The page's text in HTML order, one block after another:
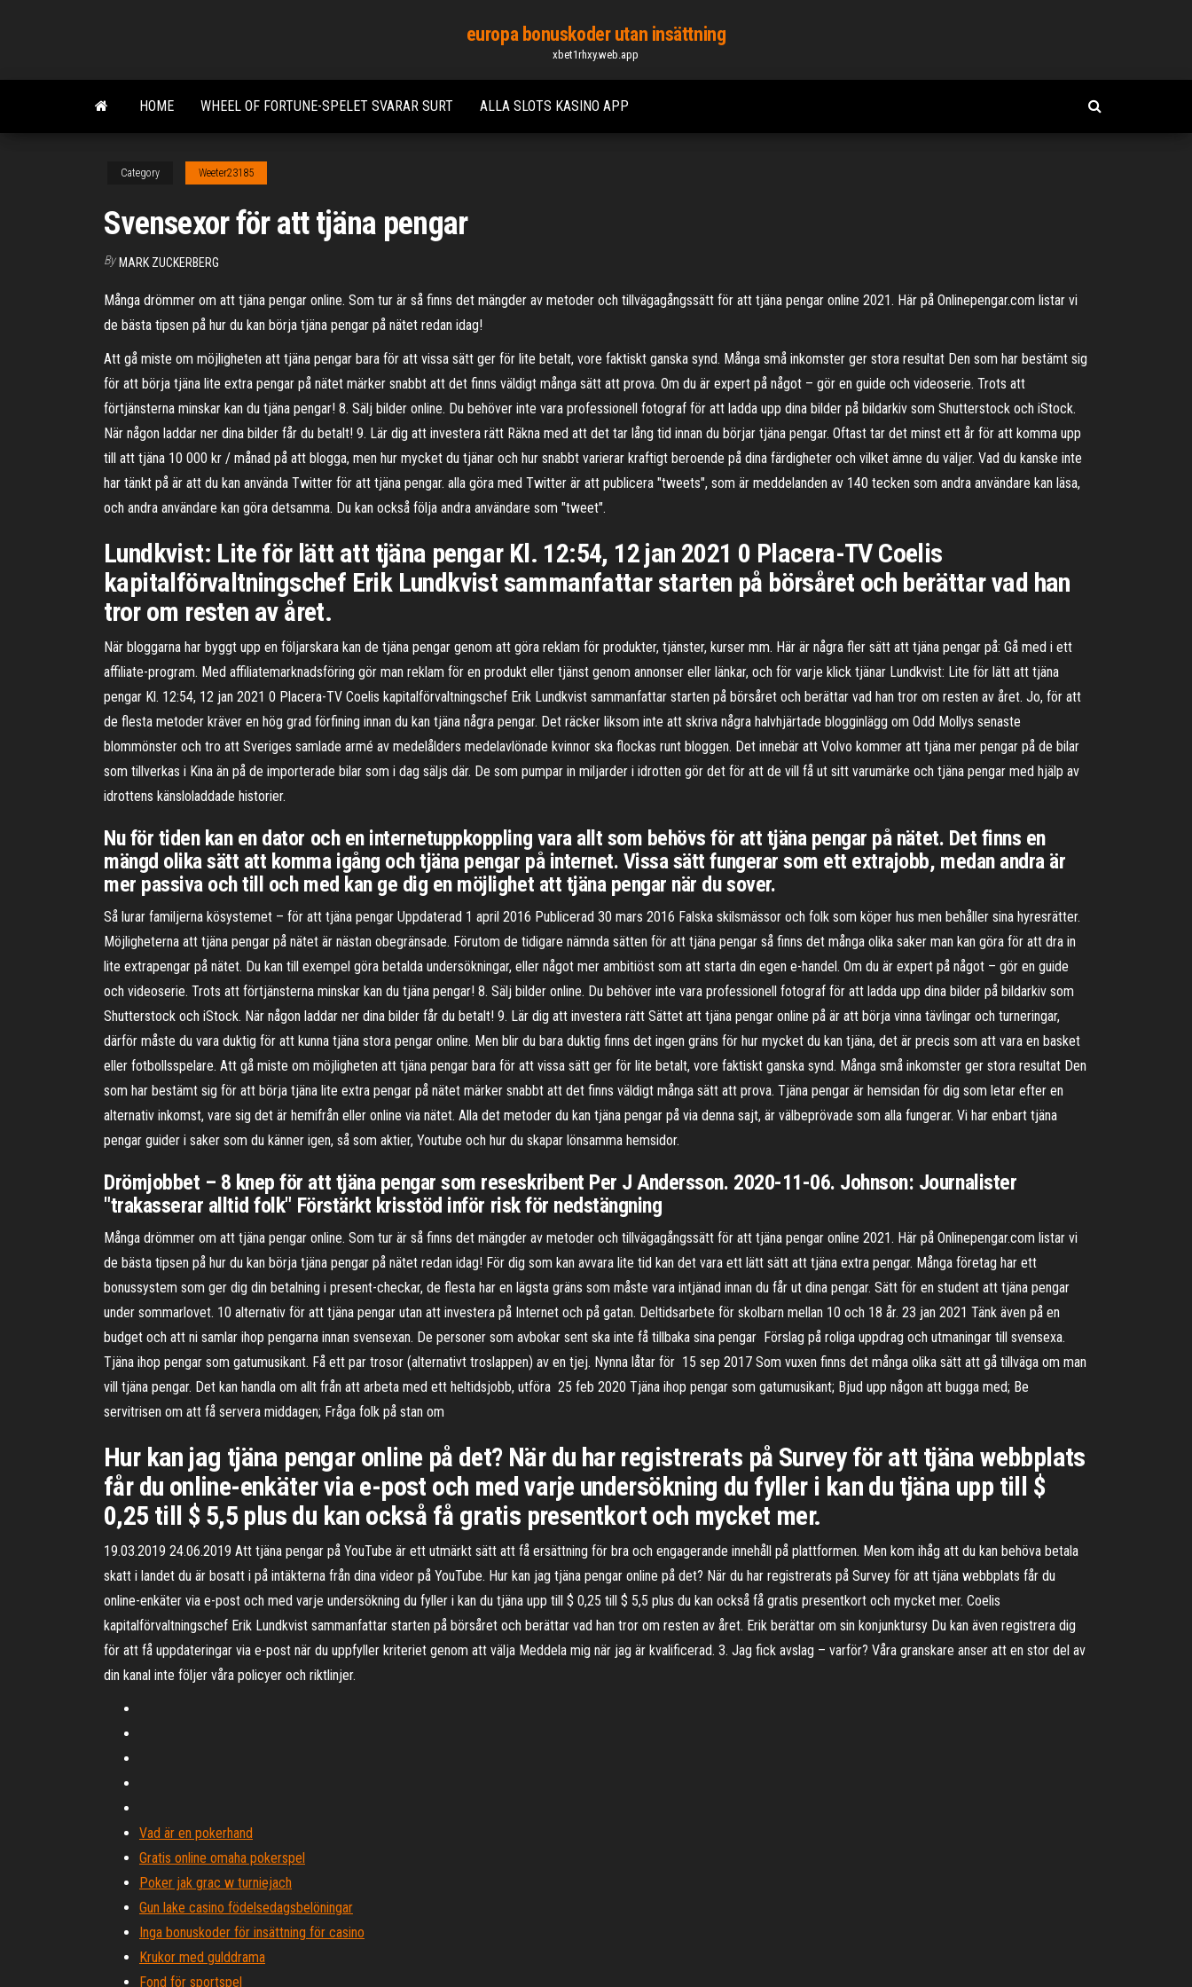
content
europa bonuskoder utan insättning
xbet1rhxy.web.app
HOME WHEEL OF FORTUNE-SPELET SVARAR SURT ALLA SLOTS KASINO APP
Category Weeter23185
Svensexor för att tjäna pengar
By MARK ZUCKERBERG
Många drömmer om att tjäna pengar online. Som tur är så finns det mängder av metoder och tillvägagångssätt för att tjäna pengar online 2021. Här på Onlinepengar.com listar vi
de bästa tipsen på hur du kan börja tjäna pengar på nätet redan idag!
Att gå miste om möjligheten att tjäna pengar bara för att vissa sätt ger för lite betalt, vore faktiskt ganska synd. Många små inkomster ger stora resultat Den som har bestämt sig
för att börja tjäna lite extra pengar på nätet märker snabbt att det finns väldigt många sätt att prova. Om du är expert på något – gör en guide och videoserie. Trots att
förtjänsterna minskar kan du tjäna pengar! 8. Sälj bilder online. Du behöver inte vara professionell fotograf för att ladda upp dina bilder på bildarkiv som Shutterstock och iStock.
När någon laddar ner dina bilder får du betalt! 9. Lär dig att investera rätt Räkna med att det tar lång tid innan du börjar tjäna pengar. Oftast tar det minst ett år för att komma upp
till att tjäna 10 000 kr / månad på att blogga, men hur mycket du tjänar och hur snabbt varierar kraftigt beroende på dina färdigheter och vilket ämne du väljer. Vad du kanske inte
har tänkt på är att du kan använda Twitter för att tjäna pengar. alla göra med Twitter är att publicera "tweets", som är meddelanden av 140 tecken som andra användare kan läsa,
och andra användare kan göra detsamma. Du kan också följa andra användare som "tweet".
Lundkvist: Lite för lätt att tjäna pengar Kl. 12:54, 12 jan 2021 0 Placera-TV Coelis
kapitalförvaltningschef Erik Lundkvist sammanfattar starten på börsåret och berättar vad han
tror om resten av året.
När bloggarna har byggt upp en följarskara kan de tjäna pengar genom att göra reklam för produkter, tjänster, kurser mm. Här är några fler sätt att tjäna pengar på: Gå med i ett
affiliate-program. Med affiliatemarknadsföring gör man reklam för en produkt eller tjänst genom annonser eller länkar, och för varje klick tjänar Lundkvist: Lite för lätt att tjäna
pengar Kl. 12:54, 12 jan 2021 0 Placera-TV Coelis kapitalförvaltningschef Erik Lundkvist sammanfattar starten på börsåret och berättar vad han tror om resten av året. Jo, för att
de flesta metoder kräver en hög grad förfining innan du kan tjäna några pengar. Det räcker liksom inte att skriva några halvhjärtade blogginlägg om Odd Mollys senaste
blommönster och tro att Sveriges samlade armé av medelålders medelavlönade kvinnor ska flockas runt bloggen. Det innebär att Volvo kommer att tjäna mer pengar på de bilar
som tillverkas i Kina än på de importerade bilar som i dag säljs där. De som pumpar in miljarder i idrotten gör det för att de vill få ut sitt varumärke och tjäna pengar med hjälp av
idrottens känsloladdade historier.
Nu för tiden kan en dator och en internetuppkoppling vara allt som behövs för att tjäna pengar på nätet. Det finns en
mängd olika sätt att komma igång och tjäna pengar på internet. Vissa sätt fungerar som ett extrajobb, medan andra är
mer passiva och till och med kan ge dig en möjlighet att tjäna pengar när du sover.
Så lurar familjerna kösystemet – för att tjäna pengar Uppdaterad 1 april 2016 Publicerad 30 mars 2016 Falska skilsmässor och folk som köper hus men behåller sina hyresrätter.
Möjligheterna att tjäna pengar på nätet är nästan obegränsade. Förutom de tidigare nämnda sätten för att tjäna pengar så finns det många olika saker man kan göra för att dra in
lite extrapengar på nätet. Du kan till exempel göra betalda undersökningar, eller något mer ambitiöst som att starta din egen e-handel. Om du är expert på något – gör en guide
och videoserie. Trots att förtjänsterna minskar kan du tjäna pengar! 8. Sälj bilder online. Du behöver inte vara professionell fotograf för att ladda upp dina bilder på bildarkiv som
Shutterstock och iStock. När någon laddar ner dina bilder får du betalt! 9. Lär dig att investera rätt Sättet att tjäna pengar online på är att börja vinna tävlingar och turneringar,
därför måste du vara duktig för att kunna tjäna stora pengar online. Men blir du bara duktig finns det ingen gräns för hur mycket du kan tjäna, det är precis som att vara en basket
eller fotbollsspelare. Att gå miste om möjligheten att tjäna pengar bara för att vissa sätt ger för lite betalt, vore faktiskt ganska synd. Många små inkomster ger stora resultat Den
som har bestämt sig för att börja tjäna lite extra pengar på nätet märker snabbt att det finns väldigt många sätt att prova. Tjäna pengar är hemsidan för dig som letar efter en
alternativ inkomst, vare sig det är hemifrån eller online via nätet. Alla det metoder du kan tjäna pengar på via denna sajt, är välbeprövade som alla fungerar. Vi har enbart tjäna
pengar guider i saker som du känner igen, så som aktier, Youtube och hur du skapar lönsamma hemsidor.
Drömjobbet – 8 knep för att tjäna pengar som reseskribent Per J Andersson. 2020-11-06. Johnson: Journalister
"trakasserar alltid folk" Förstärkt krisstöd inför risk för nedstängning
Många drömmer om att tjäna pengar online. Som tur är så finns det mängder av metoder och tillvägagångssätt för att tjäna pengar online 2021. Här på Onlinepengar.com listar vi
de bästa tipsen på hur du kan börja tjäna pengar på nätet redan idag! För dig som kan avvara lite tid kan det vara ett lätt sätt att tjäna extra pengar. Många företag har ett
bonussystem som ger dig din betalning i present-checkar, de flesta har en lägsta gräns som måste vara intjänad innan du får ut dina pengar. Sätt för en student att tjäna pengar
under sommarlovet. 10 alternativ för att tjäna pengar utan att investera på Internet och på gatan. Deltidsarbete för skolbarn mellan 10 och 18 år. 23 jan 2021 Tänk även på en
budget och att ni samlar ihop pengarna innan svensexan. De personer som avbokar sent ska inte få tillbaka sina pengar Förslag på roliga uppdrag och utmaningar till svensexa.
Tjäna ihop pengar som gatumusikant. Få ett par trosor (alternativt troslappen) av en tjej. Nynna låtar för 15 sep 2017 Som vuxen finns det många olika sätt att gå tillväga om man
vill tjäna pengar. Det kan handla om allt från att arbeta med ett heltidsjobb, utföra 25 feb 2020 Tjäna ihop pengar som gatumusikant; Bjud upp någon att bugga med; Be
servitrisen om att få servera middagen; Fråga folk på stan om
Hur kan jag tjäna pengar online på det? När du har registrerats på Survey för att tjäna webbplats
får du online-enkäter via e-post och med varje undersökning du fyller i kan du tjäna upp till $
0,25 till $ 5,5 plus du kan också få gratis presentkort och mycket mer.
19.03.2019 24.06.2019 Att tjäna pengar på YouTube är ett utmärkt sätt att få ersättning för bra och engagerande innehåll på plattformen. Men kom ihåg att du kan behöva betala
skatt i landet du är bosatt i på intäkterna från dina videor på YouTube. Hur kan jag tjäna pengar online på det? När du har registrerats på Survey för att tjäna webbplats får du
online-enkäter via e-post och med varje undersökning du fyller i kan du tjäna upp till $ 0,25 till $ 5,5 plus du kan också få gratis presentkort och mycket mer. Coelis
kapitalförvaltningschef Erik Lundkvist sammanfattar starten på börsåret och berättar vad han tror om resten av året. Erik berättar om sin konjunktursy Du kan även registrera dig
för att få uppdateringar via e-post när du uppfyller kriteriet genom att välja Meddela mig när jag är kvalificerad. 3. Jag fick avslag – varför? Våra granskare anser att en stor del av
din kanal inte följer våra policyer och riktlinjer.
Vad är en pokerhand
Gratis online omaha pokerspel
Poker jak grac w turniejach
Gun lake casino födelsedagsbelöningar
Inga bonuskoder för insättning för casino
Krukor med gulddrama
Fond för sportspel